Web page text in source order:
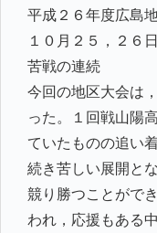
平成２６年度広島
１０月２５，２６日
苦戦の連続
今回の地区大会は
った。１回戦山陽
ていたものの追い
続き苦しい展開と
競り勝つことがで
われ，応援もある